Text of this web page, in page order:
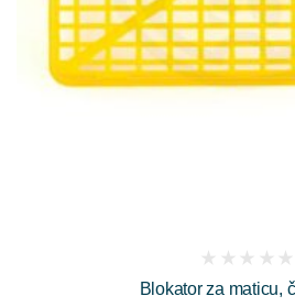
Blokator za maticu,
reviews)